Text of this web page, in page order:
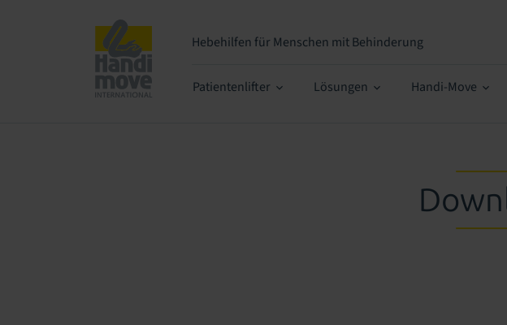
Hebehilfen für Menschen mit Behinderung
Patientenlifter Lösungen Handi-Move